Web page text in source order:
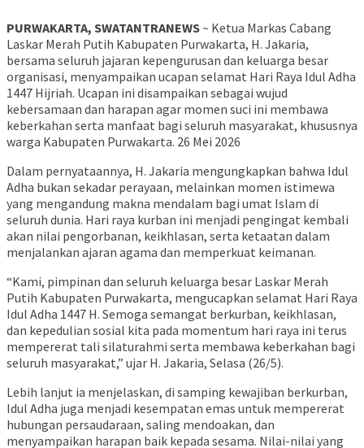
PURWAKARTA, SWATANTRANEWS~ Ketua Markas Cabang
Laskar Merah Putih Kabupaten Purwakarta, H. Jakaria,
bersama seluruh jajaran kepengurusan dan keluarga besar
organisasi, menyampaikan ucapan selamat Hari Raya Idul Adha
1447 Hijriah. Ucapan ini disampaikan sebagai wujud
kebersamaan dan harapan agar momen suci ini membawa
keberkahan serta manfaat bagi seluruh masyarakat, khususnya
warga Kabupaten Purwakarta. 26 Mei 2026
Dalam pernyataannya, H. Jakaria mengungkapkan bahwa Idul
Adha bukan sekadar perayaan, melainkan momen istimewa
yang mengandung makna mendalam bagi umat Islam di
seluruh dunia. Hari raya kurban ini menjadi pengingat kembali
akan nilai pengorbanan, keikhlasan, serta ketaatan dalam
menjalankan ajaran agama dan memperkuat keimanan.
“Kami, pimpinan dan seluruh keluarga besar Laskar Merah
Putih Kabupaten Purwakarta, mengucapkan selamat Hari Raya
Idul Adha 1447 H. Semoga semangat berkurban, keikhlasan,
dan kepedulian sosial kita pada momentum hari raya ini terus
mempererat tali silaturahmi serta membawa keberkahan bagi
seluruh masyarakat,” ujar H. Jakaria, Selasa (26/5).
Lebih lanjut ia menjelaskan, di samping kewajiban berkurban,
Idul Adha juga menjadi kesempatan emas untuk mempererat
hubungan persaudaraan, saling mendoakan, dan
menyampaikan harapan baik kepada sesama. Nilai-nilai yang